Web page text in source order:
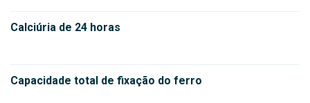
Calciúria de 24 horas
Capacidade total de fixação do ferro